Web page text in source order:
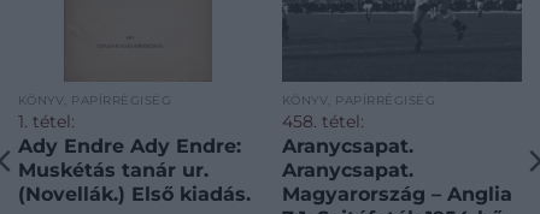
KÖNYV, PAPÍRRÉGISÉG
1. tétel:
Ady Endre Ady Endre:
Muskétás tanár ur.
(Novellák.) Első kiadás.
KÖNYV, PAPÍRRÉGISÉG
458. tétel:
Aranycsapat.
Aranycsapat.
Magyarország – Anglia